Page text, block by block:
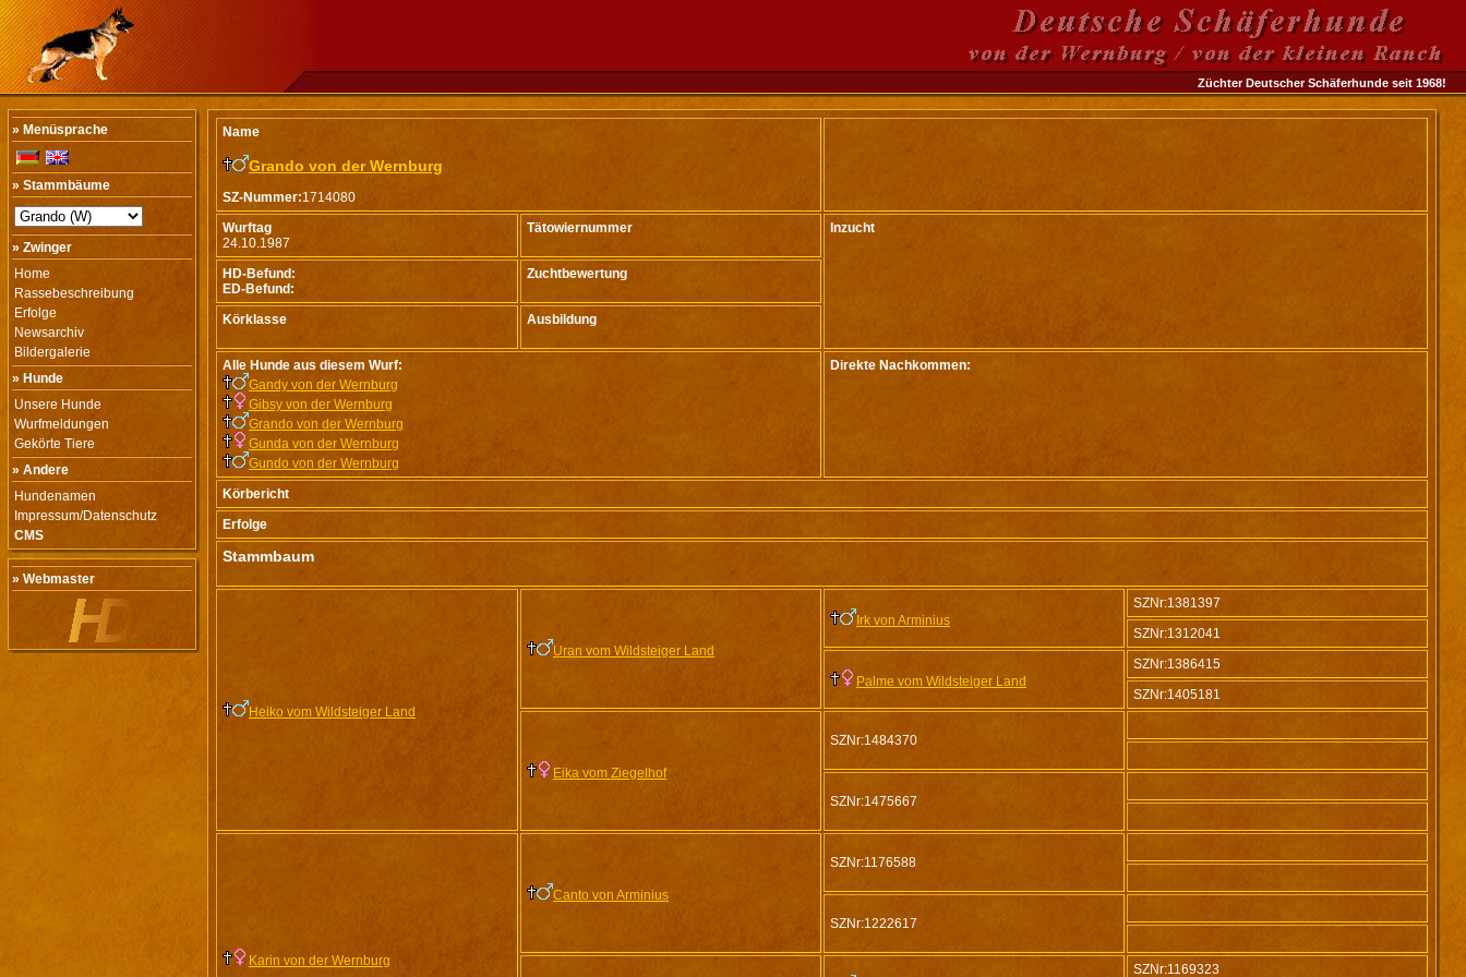
Züchter Deutscher Schäferhunde seit 1968!
» Menüsprache
» Stammbäume
» Zwinger
Home
Rassebeschreibung
Erfolge
Newsarchiv
Bildergalerie
» Hunde
Unsere Hunde
Wurfmeldungen
Gekörte Tiere
» Andere
Hundenamen
Impressum/Datenschutz
CMS
» Webmaster
Name
Grando von der Wernburg
SZ-Nummer:1714080
Wurftag
24.10.1987
Tätowiernummer Inzucht
HD-Befund:
ED-Befund:
Zuchtbewertung
Körklasse Ausbildung
Alle Hunde aus diesem Wurf:
Gandy von der Wernburg
Gibsy von der Wernburg
Grando von der Wernburg
Gunda von der Wernburg
Gundo von der Wernburg
Direkte Nachkommen:
Körbericht
Erfolge
Stammbaum
Heiko vom Wildsteiger Land
Uran vom Wildsteiger Land
Irk von Arminius
SZNr:1381397
SZNr:1312041
Palme vom Wildsteiger Land
SZNr:1386415
SZNr:1405181
Eika vom Ziegelhof
SZNr:1484370
SZNr:1475667
Karin von der Wernburg
Canto von Arminius
SZNr:1176588
SZNr:1222617
SZNr:1169323